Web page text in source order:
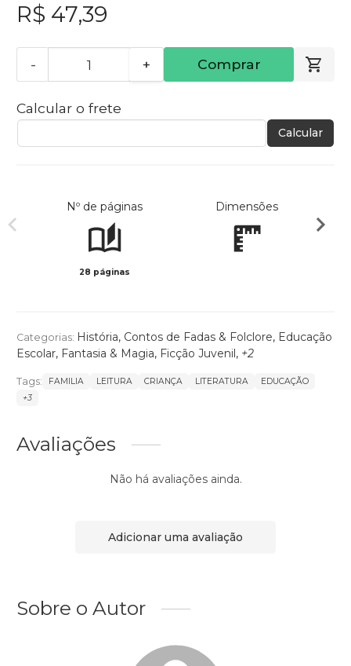
R$ 47,39
- + Comprar
Calcular o frete
Calcular
Nº de páginas
28 páginas
Dimensões
Categorias: História, Contos de Fadas & Folclore, Educação
Escolar, Fantasia & Magia, Ficção Juvenil, +2
Tags: FAMILIA LEITURA CRIANÇA LITERATURA
EDUCAÇÃO
+3
Avaliações
Não há avaliações ainda.
Adicionar uma avaliação
Sobre o Autor